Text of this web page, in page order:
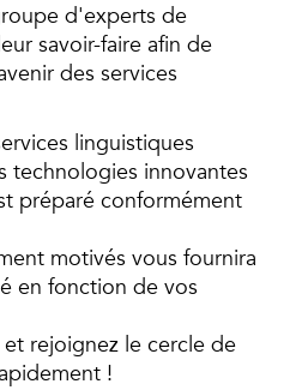
d'experts de
savoir-faire afin de
des services
linguistiques
technologies innovantes
préparé conformément
motivés vous fournira
en fonction de vos
rejoignez le cercle de
!